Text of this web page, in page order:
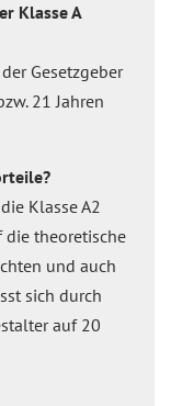
Klasse A
Gesetzgeber
21 Jahren
Klasse A2
die theoretische
und auch
sich durch
auf 20